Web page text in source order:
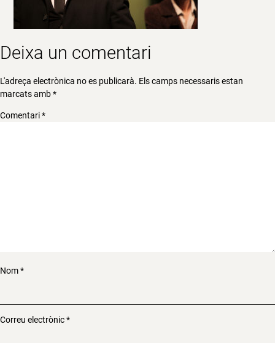
Deixa un comentari
L'adreça electrònica no es publicarà. Els camps necessaris estan
marcats amb*
Comentari*
Nom*
Correu electrònic*